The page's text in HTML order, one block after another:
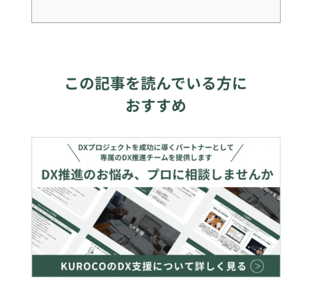
この記事を読んでいる方に
おすすめ